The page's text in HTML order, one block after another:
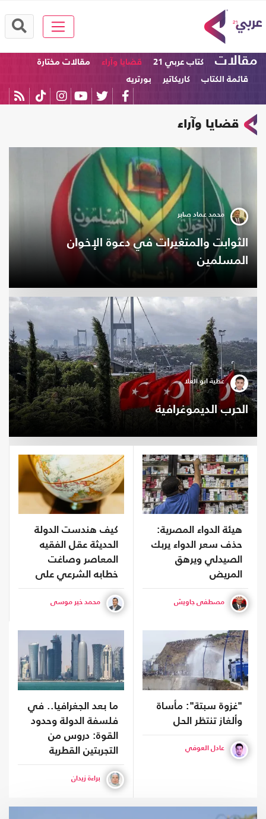
مقالات كتاب عربي 21 قضايا وآراء
مقالات مختارة
قائمة الكتاب
كاريكاتير بورتريه
قضايا وآراء
محمد عماد صابر
الثوابت والمتغيرات في دعوة الإخوان
المسلمين
عطية أبو العلا
الحرب الديموغرافية
هيئة الدواء المصرية:
حذف سعر الدواء يربك
الصيدلي ويرهق
المريض
مصطفى جاويش
كيف هندست الدولة
الحديثة عقل الفقيه
المعاصر وصاغت
خطابه الشرعي على
مقاس الخرائط
القُطرية؟محمد خير موسى
"غزوة سبتة": مأساة
وألغاز تنتظر الحل
عادل العوفي
ما بعد الجغرافيا.. في
فلسفة الدولة وحدود
القوة: دروس من
التجربتين القطرية
والكويتية
براءة زيدان